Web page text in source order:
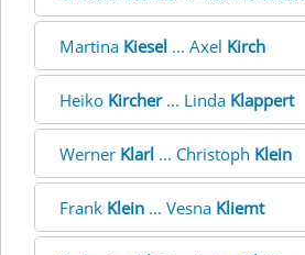
Martina Kiesel ... Axel Kirch
Heiko Kircher... Linda Klappert
Werner Klarl ... Christoph Klein
Frank Klein ... Vesna Kliemt